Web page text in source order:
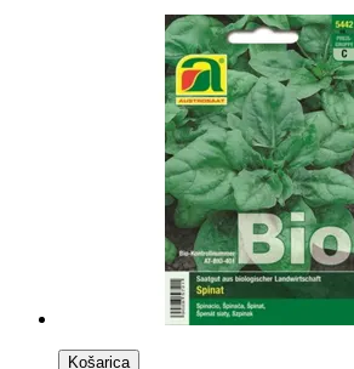
Košarica